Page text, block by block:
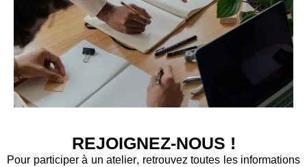
REJOIGNEZ-NOUS !
Pour participer à un atelier, retrouvez toutes les informations